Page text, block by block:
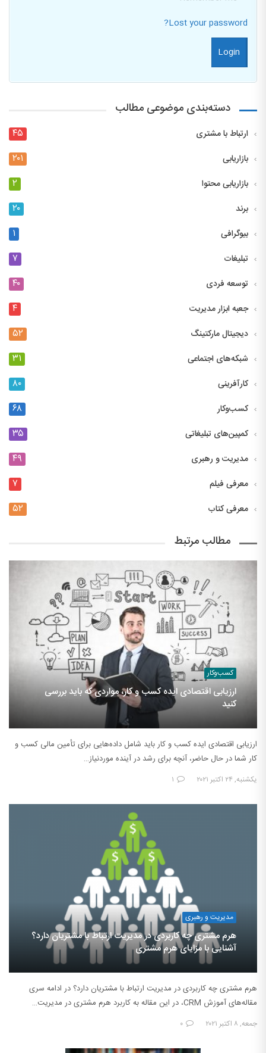
Lost your password?
دسته‌بندی موضوعی مطالب
ارتباط با مشتری ۴۵
بازاریابی ۲۰۱
بازاریابی محتوا ۲
برند ۲۰
بیوگرافی ۱
تبلیغات ۷
توسعه فردی ۴۰
جعبه ابزار مدیریت ۴
دیجیتال مارکتینگ ۵۲
شبکه‌های اجتماعی ۳۱
کارآفرینی ۸۰
کسب‌وکار ۶۸
کمپین‌های تبلیغاتی ۳۵
مدیریت و رهبری ۴۹
معرفی فیلم ۷
معرفی کتاب ۵۲
مطالب مرتبط
کسب‌وکار
ارزیابی اقتصادی ایده کسب و کار، مواردی که باید بررسی
کنید
ارزیابی اقتصادی ایده کسب و کار باید شامل داده‌هایی برای تأمین مالی کسب و
کار شما در حال حاضر، آنچه برای رشد در آینده موردنیاز…
یکشنبه, ۲۴ اکتبر ۲۰۲۱ ۱
مدیریت و رهبری
هرم مشتری چه کاربردی در مدیریت ارتباط با مشتریان دارد؟
آشنایی با مزایای هرم مشتری
هرم مشتری چه کاربردی در مدیریت ارتباط با مشتریان دارد؟ در ادامه سری
مقاله‌های آموزش CRM، در این مقاله به کاربرد هرم مشتری در مدیریت…
جمعه, ۸ اکتبر ۲۰۲۱ ۰